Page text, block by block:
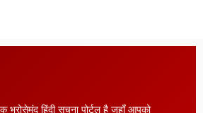
हिंदी सूचना पोर्टल है जहाँ आपको